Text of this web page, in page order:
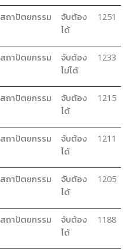
สถาปัตยกรรม
จับต้อง
ได้
1251
สถาปัตยกรรม
จับต้อง
ไม่ได้
1233
สถาปัตยกรรม
จับต้อง
ได้
1215
สถาปัตยกรรม
จับต้อง
ได้
1211
สถาปัตยกรรม
จับต้อง
ได้
1205
สถาปัตยกรรม
จับต้อง
ได้
1188